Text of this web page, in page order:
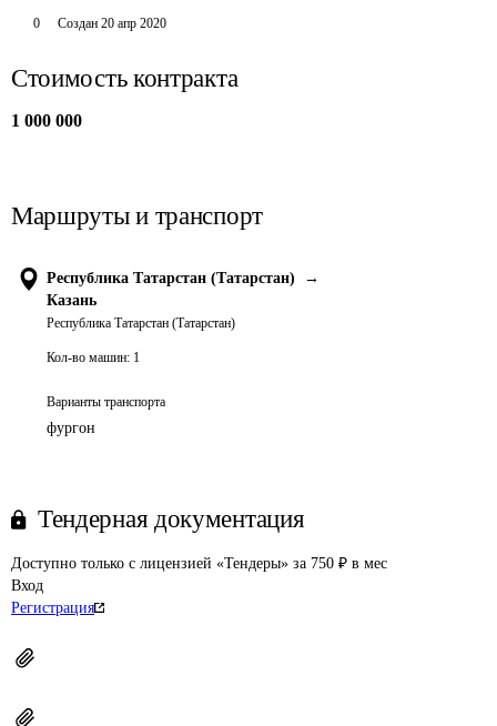
0 Создан 20 апр 2020
Стоимость контракта
1 000 000
Маршруты и транспорт
Республика Татарстан (Татарстан)
→
Казань
Республика Татарстан (Татарстан)
Кол-во машин: 1
Варианты транспорта
фургон
Тендерная документация
Доступно только с лицензией «Тендеры» за 750 ₽ в мес
Вход
Регистрация